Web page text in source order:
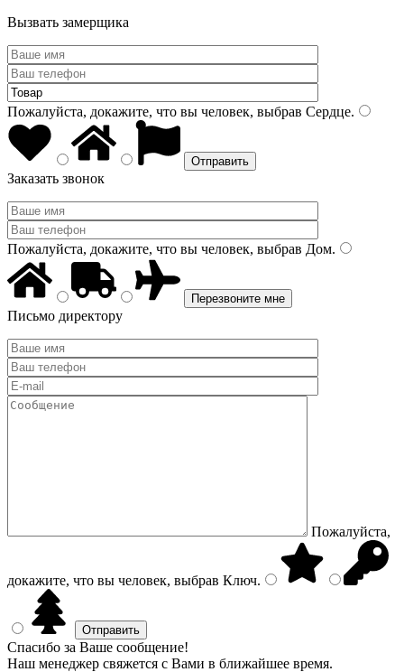
Вызвать замерщика
Пожалуйста, докажите, что вы человек, выбрав Сердце.
Заказать звонок
Пожалуйста, докажите, что вы человек, выбрав Дом.
Письмо директору
Пожалуйста,
докажите, что вы человек, выбрав Ключ.
Спасибо за Ваше сообщение!
Наш менеджер свяжется с Вами в ближайшее время.